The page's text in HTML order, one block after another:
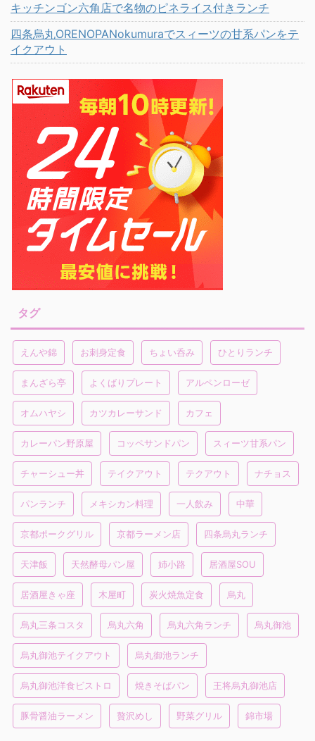
キッチンゴン六角店で名物のピネライス付きランチ
四条烏丸ORENOPANokumuraでスィーツの甘系パンをテ
イクアウト
タグ
えんや錦 お刺身定食 ちょい呑み ひとりランチ
まんざら亭 よくばりプレート アルペンローゼ
オムハヤシ カツカレーサンド カフェ
カレーパン野原屋 コッペサンドパン スィーツ甘系パン
チャーシュー丼 テイクアウト テクアウト ナチョス
パンランチ メキシカン料理 一人飲み 中華
京都ポークグリル 京都ラーメン店 四条烏丸ランチ
天津飯 天然酵母パン屋 姉小路 居酒屋SOU
居酒屋きゃ座 木屋町 炭火焼魚定食 烏丸
烏丸三条コスタ 烏丸六角 烏丸六角ランチ 烏丸御池
烏丸御池テイクアウト 烏丸御池ランチ
烏丸御池洋食ビストロ 焼きそばパン 王将烏丸御池店
豚骨醤油ラーメン 贅沢めし 野菜グリル 錦市場